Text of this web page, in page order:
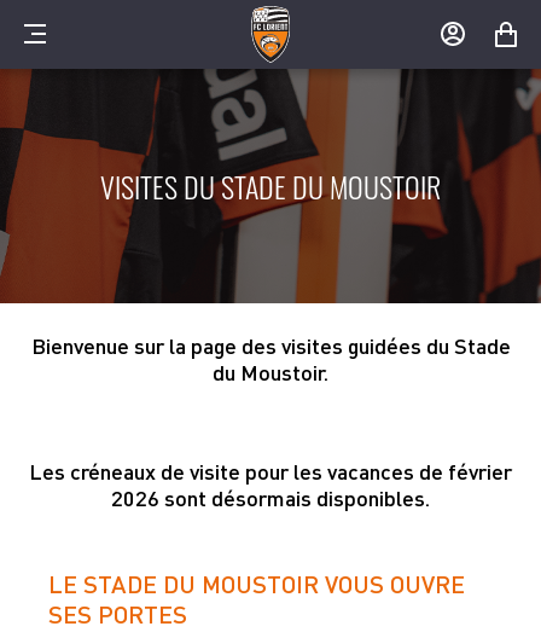
MENU MON MON
VISITES DU STADE DU MOUSTOIR
Bienvenue sur la page des visites guidées du Stade
du Moustoir.
Les créneaux de visite pour les vacances de février
2026 sont désormais disponibles.
LE STADE DU MOUSTOIR VOUS OUVRE
SES PORTES